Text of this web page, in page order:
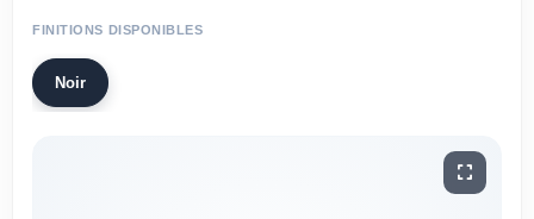
FINITIONS DISPONIBLES
Noir